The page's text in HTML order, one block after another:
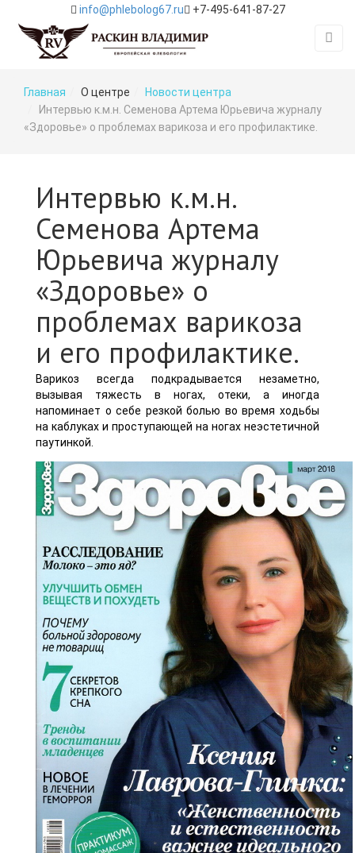
info@phlebolog67.ru +7-495-641-87-27
Главная О центре
Новости центра
Интервью к.м.н. Семенова Артема Юрьевича журналу
«Здоровье» о проблемах варикоза и его профилактике.
Интервью к.м.н.
Семенова Артема
Юрьевича журналу
«Здоровье» о
проблемах варикоза
и его профилактике.
Варикоз всегда подкрадывается незаметно,
вызывая тяжесть в ногах, отеки, а иногда
напоминает о себе резкой болью во время ходьбы
на каблуках и проступающей на ногах неэстетичной
паутинкой.